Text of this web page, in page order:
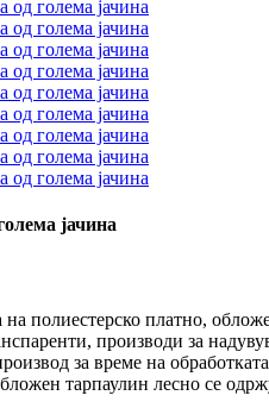
јачина
полиестерско платно,
производи за
за време на
тарпаулин лесно се